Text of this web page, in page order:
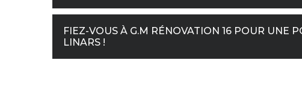
FIEZ-VOUS À G.M RÉNOVATION 16 POUR UNE
LINARS !